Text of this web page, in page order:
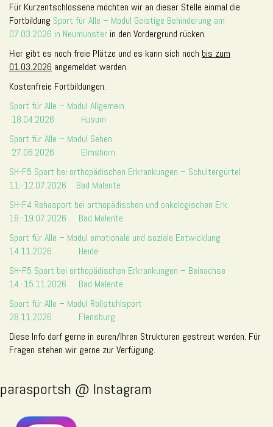
Für Kurzentschlossene möchten wir an dieser Stelle einmal die
Fortbildung Sport für Alle – Modul Geistige Behinderung am
07.03.2026 in Neumünster in den Vordergrund rücken.
Hier gibt es noch freie Plätze und es kann sich noch bis zum
01.03.2026 angemeldet werden.
Kostenfreie Fortbildungen:
Sport für Alle – Modul Allgemein
18.04.2026 Husum
Sport für Alle – Modul Sehen
27.06.2026 Elmshorn
SH-F5 Sport bei orthopädischen Erkrankungen – Schultergürtel
11.-12.07.2026 Bad Malente
SH-F4 Rehasport bei orthopädischen und onkologischen Erk.
18.-19.07.2026 Bad Malente
Sport für Alle – Modul emotionale und soziale Entwicklung
14.11.2026 Heide
SH-F5 Sport bei orthopädischen Erkrankungen – Beinachse
14.-15.11.2026 Bad Malente
Sport für Alle – Modul Rollstuhlsport
28.11.2026 Flensburg
Diese Info darf gerne in euren/Ihren Strukturen gestreut werden. Für
Fragen stehen wir gerne zur Verfügung.
parasportsh @ Instagram